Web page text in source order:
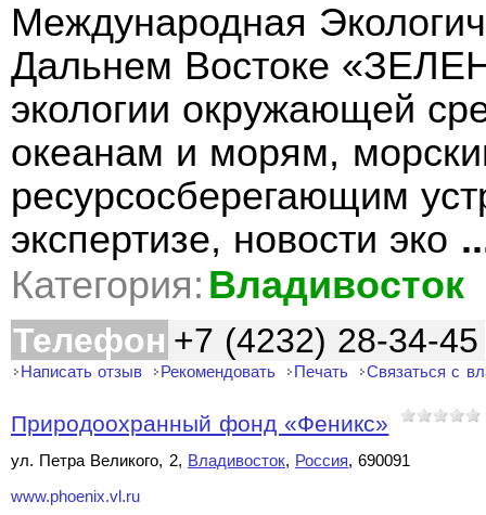
Международная
Дальнем Востоке
экологии окружающей
океанам и морям,
ресурсосберегающим
экспертизе, новости эко
Категория: Владивосток
Телефон +7 (4232) 28-34-45
Написать отзыв Рекомендовать Печать Связаться с
Природоохранный фонд «Феникс»
ул. Петра Великого, 2, Владивосток, Россия, 690091
www.phoenix.vl.ru